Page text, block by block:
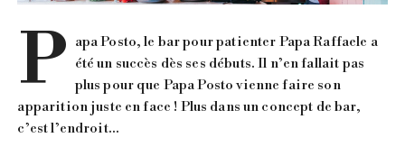
P apa Posto, le bar pour patienter Papa Raffaele a
été un succès dès ses débuts. Il n’en fallait pas
plus pour que Papa Posto vienne faire son
apparition juste en face ! Plus dans un concept de bar,
c’est l’endroit…